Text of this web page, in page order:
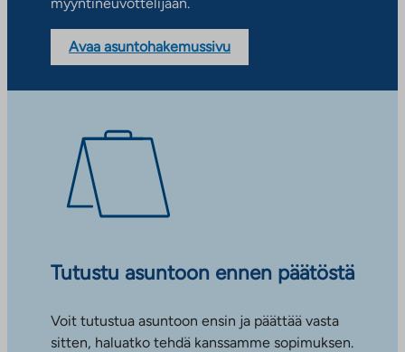
Avaa asuntohakemussivu
Tutustu asuntoon ennen päätöstä
Voit tutustua asuntoon ensin ja päättää vasta
sitten, haluatko tehdä kanssamme sopimuksen.